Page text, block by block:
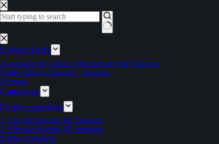
Pular
para
o
Sem
resultados
Cadernos Derby
Associação de Cultura e Desporto de Vale Travesso
Clube Atlético Ouriense – feminino
Ciclismo
Competições
Futebol competições
1.ª Divisão Distrital AF Santarém
2.ª Divisão Distrital AF Santarém
Futebol Formação